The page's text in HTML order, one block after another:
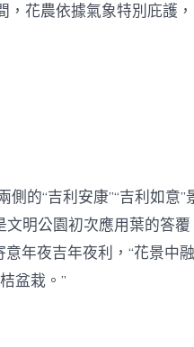
，花農依據氣象特別庇護
的“吉利安康”“吉利如意”
文明公園初次應用葉的答覆
年夜吉年夜利，“花景中
盆栽。”